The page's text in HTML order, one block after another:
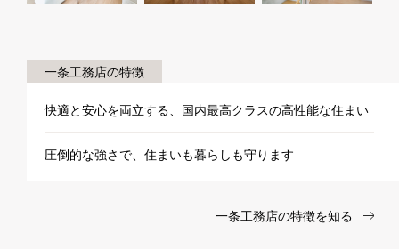
一条工務店の特徴
快適と安心を両立する、国内最高クラスの高性能な住まい
圧倒的な強さで、住まいも暮らしも守ります
一条工務店の特徴を知る